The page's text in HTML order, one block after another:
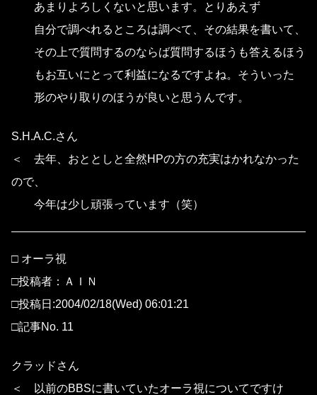
あまりよろしくないと思います。とりあえず
自分で調べれるところは調べて、その結果を書いて、
その上で質問するのならば質問するほうも答えるほう
もお互いにとって利益になるですよね。そういった
形のやり取りのほうが良いと思うんです。
S.H.A.C.さん
＜ 去年、おととしと全然HPの方の充実はかれなかった
ので、
今年は少し頑張っています（笑）
□ オーラ視
□投稿者：ＡＩＮ
□投稿日:2004/02/18(Wed) 06:01:21
□記事No. 11
クラッドさん
＜ 以前のBBSに書いていたオーラ視についてですけ